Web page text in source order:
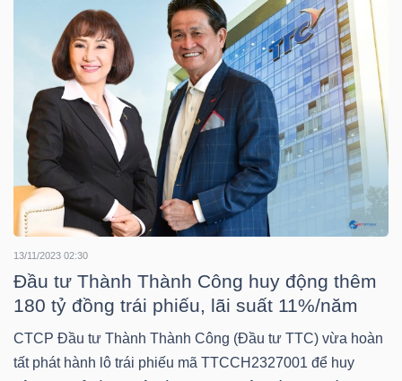
13/11/2023 02:30
Đầu tư Thành Thành Công huy động thêm
180 tỷ đồng trái phiếu, lãi suất 11%/năm
CTCP Đầu tư Thành Thành Công (Đầu tư TTC) vừa hoàn
tất phát hành lô trái phiếu mã TTCCH2327001 để huy
LIỆU
CÔNG
NGHIỆP
TIÊU
DÙNG
KHÔNG
THIẾT